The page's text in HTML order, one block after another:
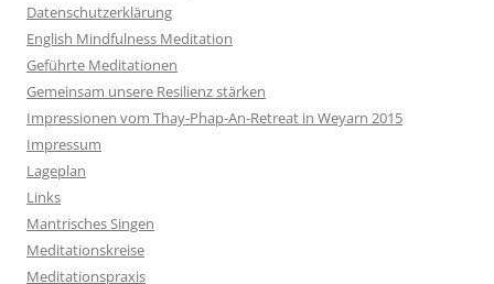
Datenschutzerklärung
English Mindfulness Meditation
Geführte Meditationen
Gemeinsam unsere Resilienz stärken
Impressionen vom Thay-Phap-An-Retreat in Weyarn 2015
Impressum
Lageplan
Links
Mantrisches Singen
Meditationskreise
Meditationspraxis